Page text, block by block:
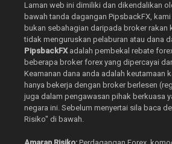
Laman web ini dimiliki dan dikendalikan
bawah tanda dagangan PipsbackFX,
bukan sebahagian daripada broker rakan
tidak menguruskan pelaburan atau dana
PipsbackFXadalah pembekal rebate
beberapa broker forex yang dipercayai
Keamanan dana anda adalah keutamaan
hanya bekerja dengan broker berlesen
juga dalam pengawasan pihak berkuasa
negara ini. Sebelum menyertai sila baca
Risiko" di bawah.